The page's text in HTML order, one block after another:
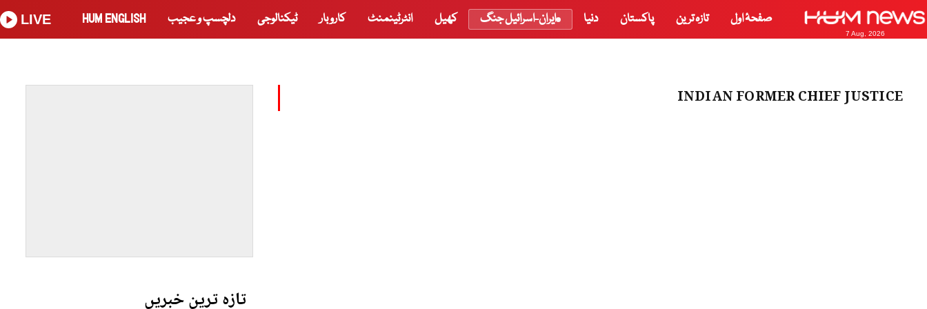
7 Aug, 2026
صفحۂ اول تازہ ترین پاکستان دنیا ایران-اسرائیل جنگ کھیل انٹرٹینمنٹ کاروبار ٹیکنالوجی دلچسپ و عجیب HUM ENGLISH
LIVE
INDIAN FORMER CHIEF JUSTICE
تازہ ترین خبریں